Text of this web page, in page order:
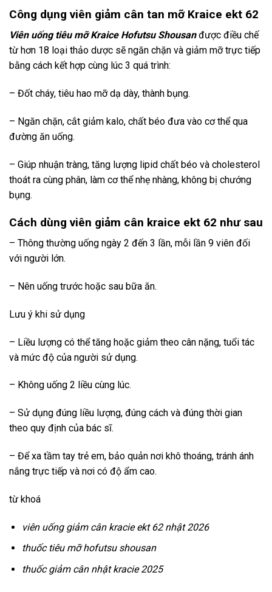
Công dụng viên giảm cân tan mỡ Kraice ekt 62
Viên uống tiêu mỡ Kraice Hofutsu Shousan được điều chế
từ hơn 18 loại thảo dược sẽ ngăn chặn và giảm mỡ trực tiếp
bằng cách kết hợp cùng lúc 3 quá trình:
– Đốt cháy, tiêu hao mỡ dạ dày, thành bụng.
– Ngăn chặn, cắt giảm kalo, chất béo đưa vào cơ thể qua
đường ăn uống.
– Giúp nhuận tràng, tăng lượng lipid chất béo và cholesterol
thoát ra cùng phân, làm cơ thể nhẹ nhàng, không bị chướng
bụng.
Cách dùng viên giảm cân kraice ekt 62 như sau
– Thông thường uống ngày 2 đến 3 lần, mỗi lần 9 viên đối
với người lớn.
– Nên uống trước hoặc sau bữa ăn.
Lưu ý khi sử dụng
– Liều lượng có thể tăng hoặc giảm theo cân nặng, tuổi tác
và mức độ của người sử dụng.
– Không uống 2 liều cùng lúc.
– Sử dụng đúng liều lượng, đúng cách và đúng thời gian
theo quy định của bác sĩ.
– Để xa tầm tay trẻ em, bảo quản nơi khô thoáng, tránh ánh
nắng trực tiếp và nơi có độ ẩm cao.
từ khoá
viên uống giảm cân kracie ekt 62 nhật 2026
thuốc tiêu mỡ hofutsu shousan
thuốc giảm cân nhật kracie 2025